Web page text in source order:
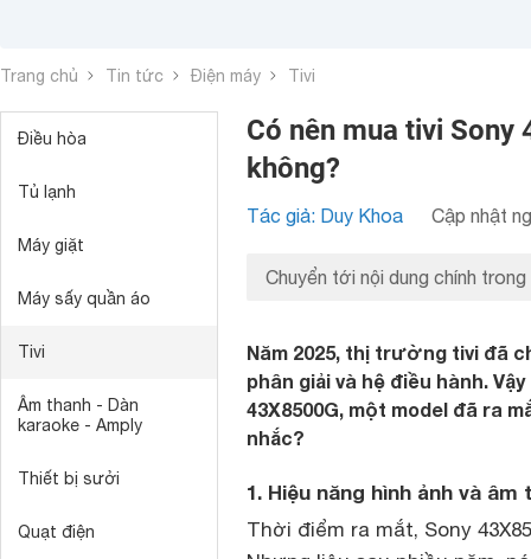
Trang chủ Tin tức Điện máy Tivi
Điều hòa
Tủ lạnh
Máy giặt
Máy sấy quần áo
Tivi
Âm thanh - Dàn
karaoke - Amply
Thiết bị sưởi
Quạt điện
Có nên mua tivi Sony
không?
Tác giả: Duy Khoa Cập nhật
Chuyển tới nội dung chính trong
Năm 2025, thị trường tivi đã
phân giải và hệ điều hành.
43X8500G, một model đã ra
nhắc?
1. Hiệu năng hình ảnh và
Thời điểm ra mắt, Sony